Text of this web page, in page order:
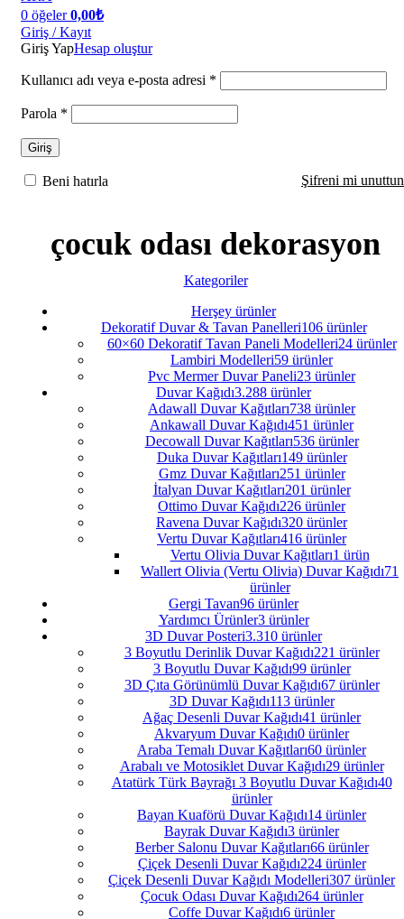
0 öğeler 0,00₺
Giriş / Kayıt
Giriş YapHesap oluştur
Kullanıcı adı veya e-posta adresi *
Parola *
Giriş
Şifreni mi
Beni hatırla
çocuk odası dekorasyon
Kategoriler
Herşey ürünler
Dekoratif Duvar & Tavan Panelleri106 ürünler
60×60 Dekoratif Tavan Paneli Modelleri24 ürünler
Lambiri Modelleri59 ürünler
Pvc Mermer Duvar Paneli23 ürünler
Duvar Kağıdı3.288 ürünler
Adawall Duvar Kağıtları738 ürünler
Ankawall Duvar Kağıdı451 ürünler
Decowall Duvar Kağıtları536 ürünler
Duka Duvar Kağıtları149 ürünler
Gmz Duvar Kağıtları251 ürünler
İtalyan Duvar Kağıtları201 ürünler
Ottimo Duvar Kağıdı226 ürünler
Ravena Duvar Kağıdı320 ürünler
Vertu Duvar Kağıtları416 ürünler
Vertu Olivia Duvar Kağıtları1 ürün
Wallert Olivia (Vertu Olivia) Duvar Kağıdı71
ürünler
Gergi Tavan96 ürünler
Yardımcı Ürünler3 ürünler
3D Duvar Posteri3.310 ürünler
3 Boyutlu Derinlik Duvar Kağıdı221 ürünler
3 Boyutlu Duvar Kağıdı99 ürünler
3D Çıta Görünümlü Duvar Kağıdı67 ürünler
3D Duvar Kağıdı113 ürünler
Ağaç Desenli Duvar Kağıdı41 ürünler
Akvaryum Duvar Kağıdı0 ürünler
Araba Temalı Duvar Kağıtları60 ürünler
Arabalı ve Motosiklet Duvar Kağıdı29 ürünler
Atatürk Türk Bayrağı 3 Boyutlu Duvar Kağıdı40
ürünler
Bayan Kuaförü Duvar Kağıdı14 ürünler
Bayrak Duvar Kağıdı3 ürünler
Berber Salonu Duvar Kağıtları66 ürünler
Çiçek Desenli Duvar Kağıdı224 ürünler
Çiçek Desenli Duvar Kağıdı Modelleri307 ürünler
Çocuk Odası Duvar Kağıdı264 ürünler
Coffe Duvar Kağıdı6 ürünler